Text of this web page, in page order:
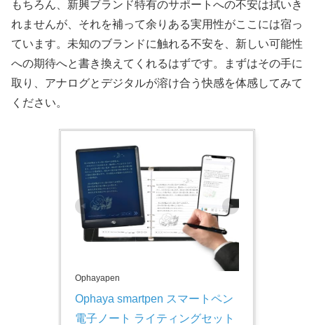
もちろん、新興ブランド特有のサポートへの不安は拭いき
れませんが、それを補って余りある実用性がここには宿っ
ています。未知のブランドに触れる不安を、新しい可能性
への期待へと書き換えてくれるはずです。まずはその手に
取り、アナログとデジタルが溶け合う快感を体感してみて
ください。
Ophayapen
Ophaya smartpen スマートペン
電子ノート ライティングセット